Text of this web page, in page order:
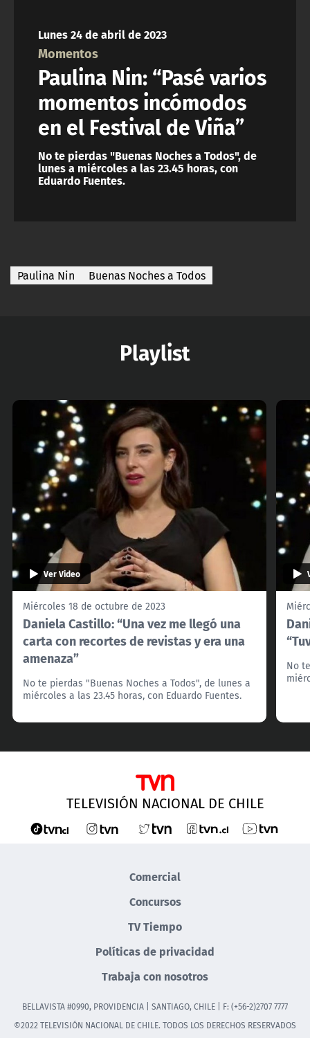
Lunes 24 de abril de 2023
Momentos
Paulina Nin: “Pasé varios
momentos incómodos
en el Festival de Viña”
No te pierdas "Buenas Noches a Todos", de
lunes a miércoles a las 23.45 horas, con
Eduardo Fuentes.
Paulina Nin Buenas Noches a Todos
Playlist
Ver Video
Miércoles 18 de octubre de 2023
Daniela Castillo: “Una vez me llegó una
carta con recortes de revistas y era una
amenaza”
No te pierdas "Buenas Noches a Todos", de lunes a
miércoles a las 23.45 horas, con Eduardo Fuentes.
No
TELEVISIÓN NACIONAL DE CHILE
Comercial
Concursos
TV Tiempo
Políticas de privacidad
Trabaja con nosotros
BELLAVISTA #0990, PROVIDENCIA | SANTIAGO, CHILE | F: (+56-2)2707 7777
©2022 TELEVISIÓN NACIONAL DE CHILE. TODOS LOS DERECHOS RESERVADOS